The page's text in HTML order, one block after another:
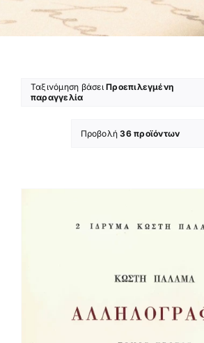
Ταξινόμηση βάσειΠροεπιλεγμένη
παραγγελία
Προβολή36 προϊόντων